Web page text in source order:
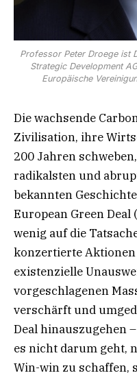
Professor Peter Droege ist
Strategic Development
Europäische
Die wachsende
Zivilisation, ihre
200 Jahren
radikalsten und
bekannten
European Green Deal
wenig auf die
konzertierte Aktionen
existenzielle
vorgeschlagenen
verschärft und
Deal hinauszugehen
es nicht darum geht,
Win-win zu schaffen,